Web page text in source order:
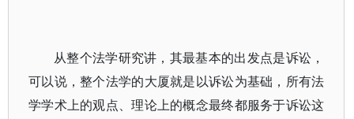
从整个法学研究讲，其最基本的出发点是诉讼，
可以说，整个法学的大厦就是以诉讼为基础，所有法
学学术上的观点、理论上的概念最终都服务于诉讼这